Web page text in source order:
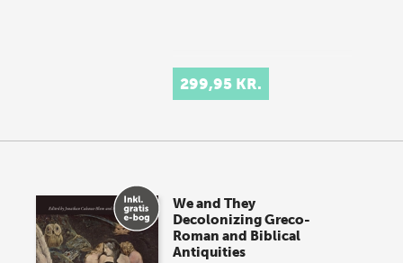
299,95 KR.
We and They
Decolonizing Greco-
Roman and Biblical
Antiquities